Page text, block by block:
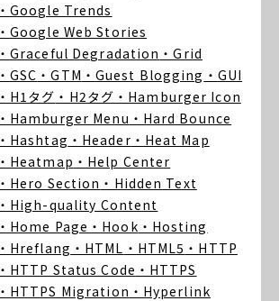
・Google Trends
・Google Web Stories
・Graceful Degradation ・Grid
・GSC ・GTM ・Guest Blogging ・GUI
・H1タグ ・H2タグ ・Hamburger Icon
・Hamburger Menu ・Hard Bounce
・Hashtag ・Header ・Heat Map
・Heatmap ・Help Center
・Hero Section ・Hidden Text
・High-quality Content
・Home Page ・Hook ・Hosting
・Hreflang ・HTML ・HTML5 ・HTTP
・HTTP Status Code ・HTTPS
・HTTPS Migration ・Hyperlink